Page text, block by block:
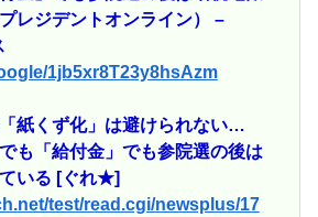
レジデントオンライン） –
1jb5xr8T23y8hsAzm
「紙くず化」は避けられない…
も「給付金」でも参院選の後は
いる [ぐれ★]
test/read.cgi/newsplus/17